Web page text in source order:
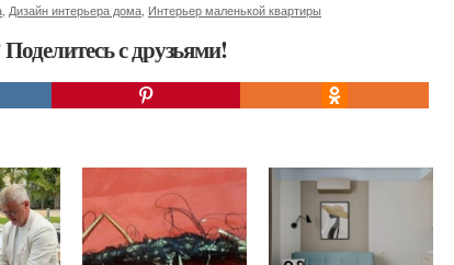
Дизайн интерьера дома Интерьер маленькой квартиры
с друзьями!